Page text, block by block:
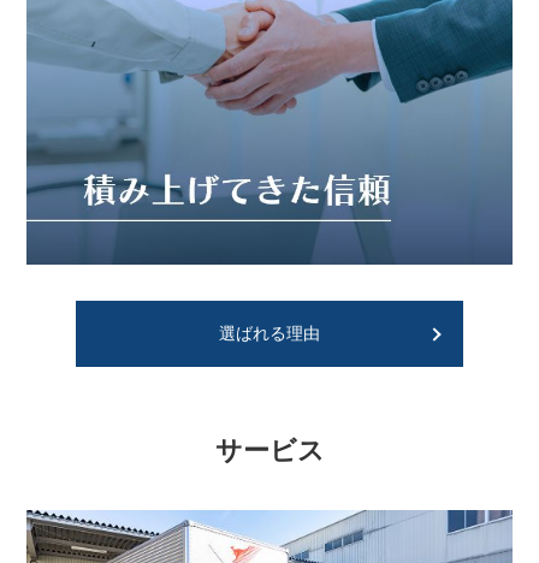
選ばれる理由
サービス